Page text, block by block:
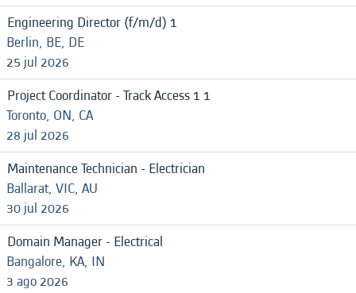
Engineering Director (f/m/d) 1
Berlin, BE, DE
25 jul 2026
Project Coordinator - Track Access 1 1
Toronto, ON, CA
28 jul 2026
Maintenance Technician - Electrician
Ballarat, VIC, AU
30 jul 2026
Domain Manager - Electrical
Bangalore, KA, IN
3 ago 2026